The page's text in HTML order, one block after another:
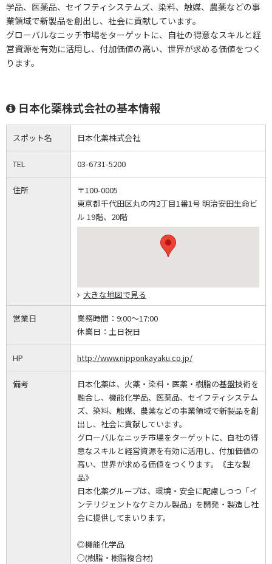
学品、医薬品、セイフティシステムズ、染料、触媒、農薬などの事
業領域で新製品を創出し、社会に貢献しています。
グローバルなニッチ市場をターゲットに、自社の得意なスキルと経
営資源を有効に活用し、付加価値の高い、世界が求める価値をつく
ります。
日本化薬株式会社の基本情報
スポット名 日本化薬株式会社
TEL 03-6731-5200
住所
〒100-0005
東京都千代田区丸の内2丁目1番1号 明治安田生命ビ
ル 19階、20階
大きな地図で見る
営業日 業務時間： 9:00～17:00
休業日： 土日祝日
HP http://www.nipponkayaku.co.jp/
備考
日本化薬は、火薬・染料・医薬・樹脂の基盤技術を
融合し、機能化学品、医薬品、セイフティシステム
ズ、染料、触媒、農薬などの事業領域で新製品を創
出し、社会に貢献しています。
グローバルなニッチ市場をターゲットに、自社の得
意なスキルと経営資源を有効に活用し、付加価値の
高い、世界が求める価値をつくります。《主な製
品》
日本化薬グループは、環境・安全に配慮しつつ「イ
ンテリジェントなケミカル製品」を開発・製造し社
会に提供してまいります。
◎機能化学品
○(樹脂・樹脂複合材)